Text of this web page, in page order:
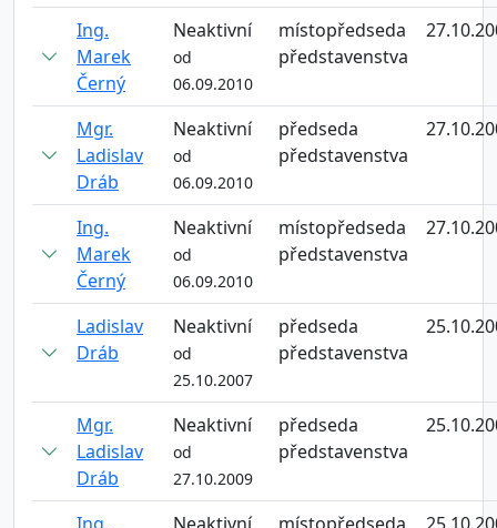
Ing.
Marek
Černý
Neaktivní
od
06.09.2010
místopředseda
představenstva
Mgr.
Ladislav
Dráb
Neaktivní
od
06.09.2010
předseda
představenstva
Ing.
Marek
Černý
Neaktivní
od
06.09.2010
místopředseda
představenstva
Ladislav
Dráb
Neaktivní
od
25.10.2007
předseda
představenstva
Mgr.
Ladislav
Dráb
Neaktivní
od
27.10.2009
předseda
představenstva